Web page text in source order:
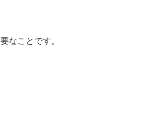
なことです。